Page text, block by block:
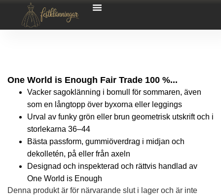
One World is Enough Fair Trade 100 %...
Vacker sagoklänning i bomull för sommaren, även
som en långtopp över byxorna eller leggings
Urval av funky grön eller brun geometrisk utskrift och i
storlekarna 36–44
Bästa passform, gummiöverdrag i midjan och
dekolletén, på eller från axeln
Designad och inspekterad och rättvis handlad av
One World is Enough
Denna produkt är för närvarande slut i lager och är inte